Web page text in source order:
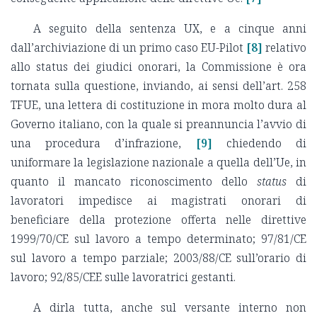
A seguito della sentenza UX, e a cinque anni
dall’archiviazione di un primo caso EU-Pilot [8] relativo
allo status dei giudici onorari, la Commissione è ora
tornata sulla questione, inviando, ai sensi dell’art. 258
TFUE, una lettera di costituzione in mora molto dura al
Governo italiano, con la quale si preannuncia l’avvio di
una procedura d’infrazione,
[9] chiedendo di
uniformare la legislazione nazionale a quella dell’Ue, in
quanto il mancato riconoscimento dello status di
lavoratori impedisce ai magistrati onorari di
beneficiare della protezione offerta nelle direttive
1999/70/CE sul lavoro a tempo determinato; 97/81/CE
sul lavoro a tempo parziale; 2003/88/CE sull’orario di
lavoro; 92/85/CEE sulle lavoratrici gestanti.
A dirla tutta, anche sul versante interno non